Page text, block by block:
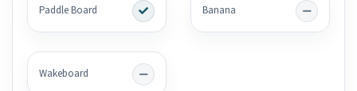
Paddle Board Banana
Wakeboard